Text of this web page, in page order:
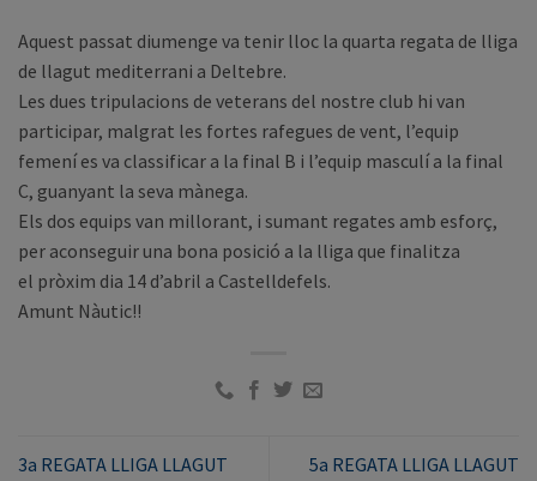
Aquest passat diumenge va tenir lloc la quarta regata de lliga
de llagut mediterrani a Deltebre.
Les dues tripulacions de veterans del nostre club hi van
participar, malgrat les fortes rafegues de vent, l’equip
femení es va classificar a la final B i l’equip masculí a la final
C, guanyant la seva mànega.
Els dos equips van millorant, i sumant regates amb esforç,
per aconseguir una bona posició a la lliga que finalitza
el pròxim dia 14 d’abril a Castelldefels.
Amunt Nàutic!!
3a REGATA LLIGA LLAGUT
5a REGATA LLIGA LLAGUT